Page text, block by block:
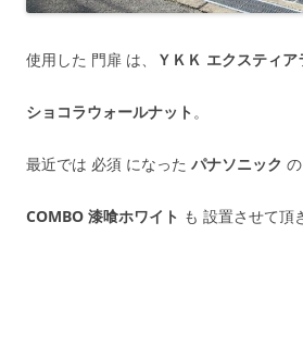
使用した 門扉 は、 ＹＫＫ エクスティア
ショコラウォールナット 。
最近では 必須 になった パナソニック の
COMBO 漆喰ホワイト も 設置させて頂